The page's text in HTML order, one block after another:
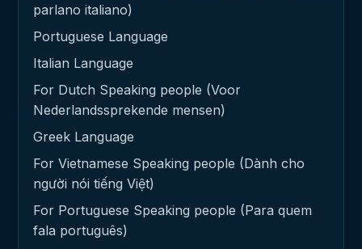
parlano italiano)
Portuguese Language
Italian Language
For Dutch Speaking people (Voor
Nederlandssprekende mensen)
Greek Language
For Vietnamese Speaking people (Dành cho
người nói tiếng Việt)
For Portuguese Speaking people (Para quem
fala português)